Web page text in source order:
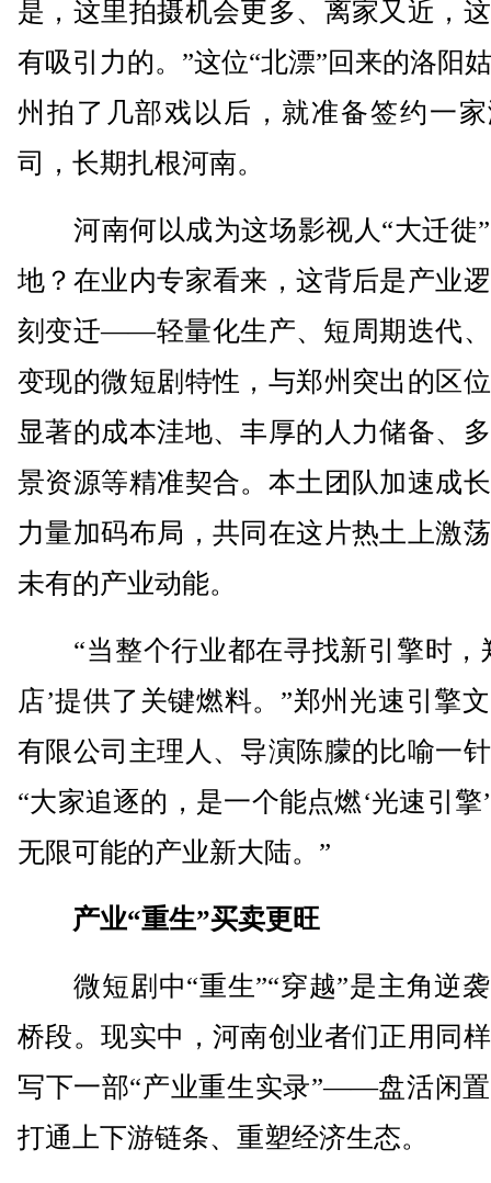
是，这里拍摄机会更多、离家又近，
有吸引力的。”这位“北漂”回来的洛阳
州拍了几部戏以后，就准备签约一
司，长期扎根河南。
河南何以成为这场影视人“大迁徙
地？在业内专家看来，这背后是产业
刻变迁——轻量化生产、短周期迭代
变现的微短剧特性，与郑州突出的区
显著的成本洼地、丰厚的人力储备、
景资源等精准契合。本土团队加速成
力量加码布局，共同在这片热土上激
未有的产业动能。
“当整个行业都在寻找新引擎时，
店’提供了关键燃料。”郑州光速引擎
有限公司主理人、导演陈朦的比喻一
“大家追逐的，是一个能点燃‘光速引擎
无限可能的产业新大陆。”
产业“重生”买卖更旺
微短剧中“重生”“穿越”是主角逆
桥段。现实中，河南创业者们正用同
写下一部“产业重生实录”——盘活闲
打通上下游链条、重塑经济生态。